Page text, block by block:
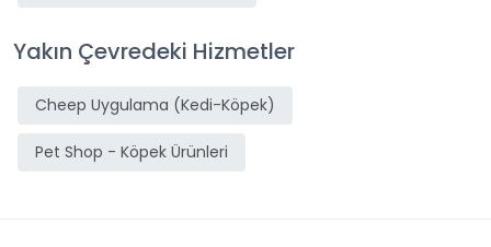
Yakın Çevredeki Hizmetler
Cheep Uygulama (Kedi-Köpek)
Pet Shop - Köpek Ürünleri